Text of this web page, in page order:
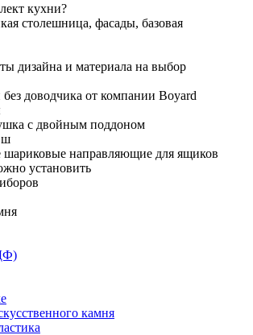
кухни?
столешница, фасады, базовая
дизайна и материала на выбор
доводчика от компании Boyard
с двойным поддоном
направляющие для ящиков
установить
камня